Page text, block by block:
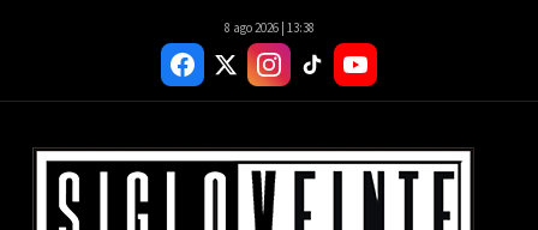
8 ago 2026 | 13:38